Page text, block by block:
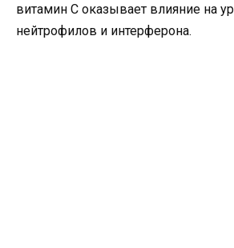
витамин С оказывает влияние на
нейтрофилов и интерферона.